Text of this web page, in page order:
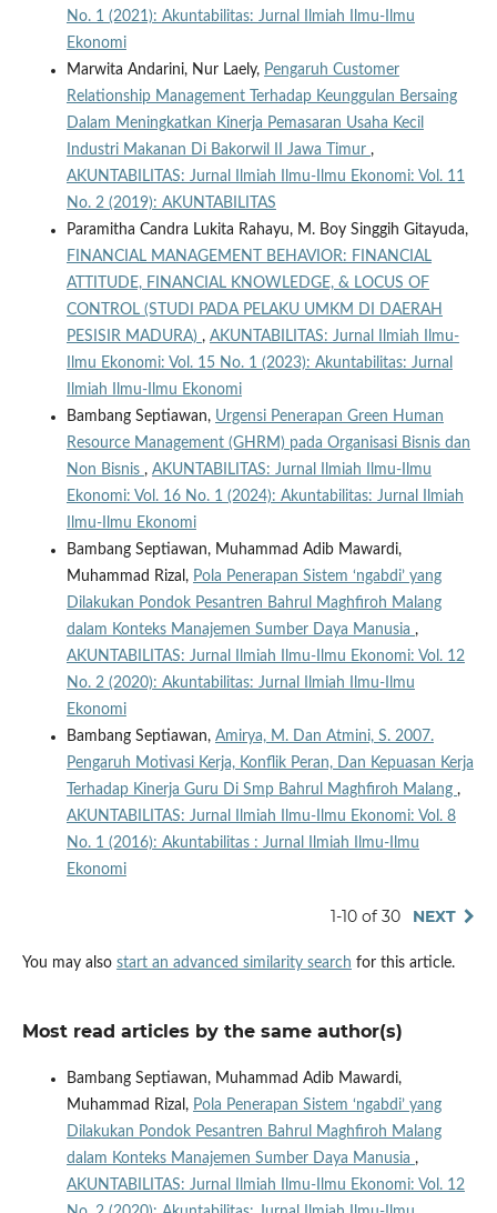
No. 1 (2021): Akuntabilitas: Jurnal Ilmiah Ilmu-Ilmu
Ekonomi
Marwita Andarini, Nur Laely, Pengaruh Customer
Relationship Management Terhadap Keunggulan Bersaing
Dalam Meningkatkan Kinerja Pemasaran Usaha Kecil
Industri Makanan Di Bakorwil II Jawa Timur ,
AKUNTABILITAS: Jurnal Ilmiah Ilmu-Ilmu Ekonomi: Vol. 11
No. 2 (2019): AKUNTABILITAS
Paramitha Candra Lukita Rahayu, M. Boy Singgih Gitayuda,
FINANCIAL MANAGEMENT BEHAVIOR: FINANCIAL
ATTITUDE, FINANCIAL KNOWLEDGE, & LOCUS OF
CONTROL (STUDI PADA PELAKU UMKM DI DAERAH
PESISIR MADURA) , AKUNTABILITAS: Jurnal Ilmiah Ilmu-
Ilmu Ekonomi: Vol. 15 No. 1 (2023): Akuntabilitas: Jurnal
Ilmiah Ilmu-Ilmu Ekonomi
Bambang Septiawan, Urgensi Penerapan Green Human
Resource Management (GHRM) pada Organisasi Bisnis dan
Non Bisnis , AKUNTABILITAS: Jurnal Ilmiah Ilmu-Ilmu
Ekonomi: Vol. 16 No. 1 (2024): Akuntabilitas: Jurnal Ilmiah
Ilmu-Ilmu Ekonomi
Bambang Septiawan, Muhammad Adib Mawardi,
Muhammad Rizal, Pola Penerapan Sistem ‘ngabdi’ yang
Dilakukan Pondok Pesantren Bahrul Maghfiroh Malang
dalam Konteks Manajemen Sumber Daya Manusia ,
AKUNTABILITAS: Jurnal Ilmiah Ilmu-Ilmu Ekonomi: Vol. 12
No. 2 (2020): Akuntabilitas: Jurnal Ilmiah Ilmu-Ilmu
Ekonomi
Bambang Septiawan, Amirya, M. Dan Atmini, S. 2007.
Pengaruh Motivasi Kerja, Konflik Peran, Dan Kepuasan Kerja
Terhadap Kinerja Guru Di Smp Bahrul Maghfiroh Malang ,
AKUNTABILITAS: Jurnal Ilmiah Ilmu-Ilmu Ekonomi: Vol. 8
No. 1 (2016): Akuntabilitas : Jurnal Ilmiah Ilmu-Ilmu
Ekonomi
1-10 of 30 NEXT
You may also start an advanced similarity search for this article.
Most read articles by the same author(s)
Bambang Septiawan, Muhammad Adib Mawardi,
Muhammad Rizal, Pola Penerapan Sistem ‘ngabdi’ yang
Dilakukan Pondok Pesantren Bahrul Maghfiroh Malang
dalam Konteks Manajemen Sumber Daya Manusia ,
AKUNTABILITAS: Jurnal Ilmiah Ilmu-Ilmu Ekonomi: Vol. 12